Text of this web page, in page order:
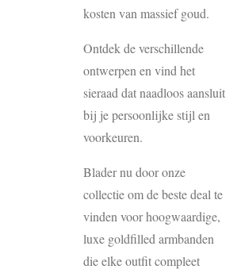
kosten van massief goud.
Ontdek de verschillende
ontwerpen en vind het
sieraad dat naadloos aansluit
bij je persoonlijke stijl en
voorkeuren.
Blader nu door onze
collectie om de beste deal te
vinden voor hoogwaardige,
luxe goldfilled armbanden
die elke outfit compleet